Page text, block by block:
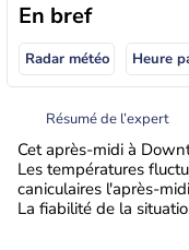
En bref
Radar météo Heure
Résumé de l’expert
Cet après-midi à
Les températures
caniculaires l'après-
La fiabilité de la